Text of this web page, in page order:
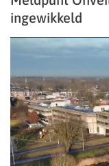
ingewikkeld